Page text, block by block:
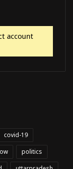
account
covid-19
politics